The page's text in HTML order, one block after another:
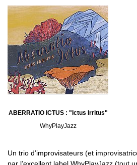
Becca
TAXI WARS :
John
Olivia
Jasper
Christian
Lizz
ABERRATIO ICTUS : "Ictus Irritus"
WhyPlayJazz
Un trio d’improvisateurs (et
par l’excellent label WhyPlayJazz (tout